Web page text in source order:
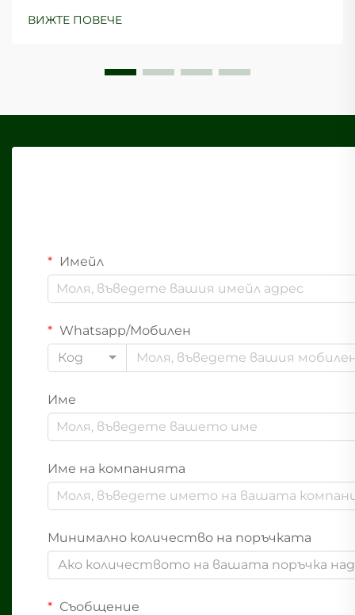
като в същото време запазват икономическа
ВИЖТЕ ПОВЕЧЕ
Имейл
Whatsapp/Мобилен
Код
Име
Име на компанията
Минимално количество на поръчката
Ако количеството на вашата поръчка
Съобщение